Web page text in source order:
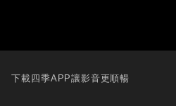
下載四季APP讓影音更順暢